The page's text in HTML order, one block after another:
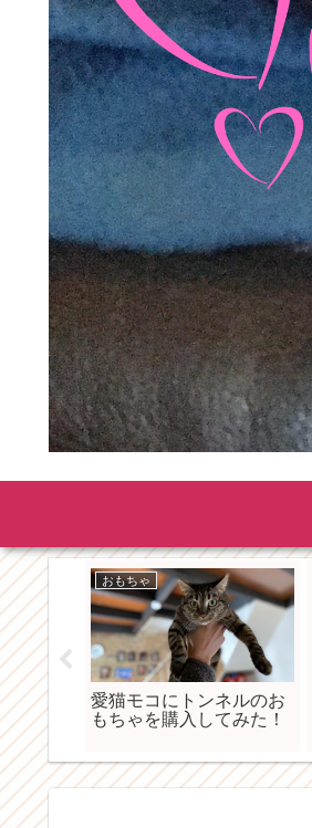
外考え
名前の
おもちゃ
愛猫モコにトンネルのお
もちゃを購入してみた！